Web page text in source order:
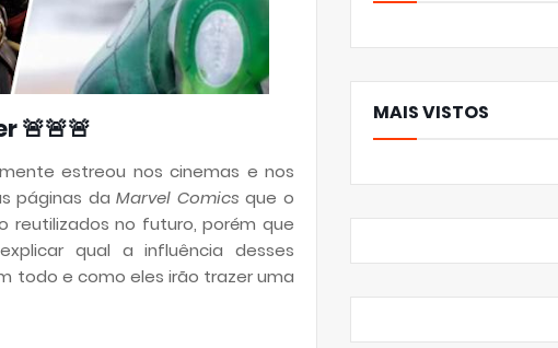
🚨🚨🚨
estreou nos cinemas e nos
páginas daMarvel Comics que o
reutilizados no futuro, porém que
qual a influência desses
todo e como eles irão trazer uma
MAIS VISTOS